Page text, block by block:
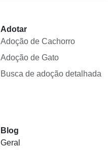
Adotar
Adoção de Cachorro
Adoção de Gato
Busca de adoção detalhada
Blog
Geral